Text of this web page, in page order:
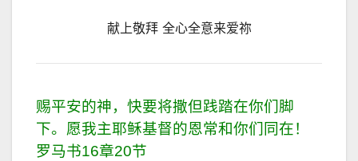
献上敬拜 全心全意来爱祢
赐平安的神，快要将撒但践踏在你们脚
下。愿我主耶稣基督的恩常和你们同在！
罗马书16章20节